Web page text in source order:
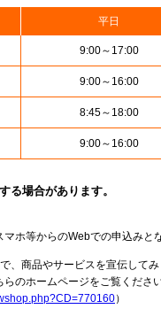
平日
9:00～17:00
9:00～16:00
8:45～18:00
9:00～16:00
る場合があります。
ホ等からのWebでの申込みと
、商品やサービスを宣伝して
のホームページをご覧くださ
）